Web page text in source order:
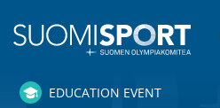
EDUCATION EVENT